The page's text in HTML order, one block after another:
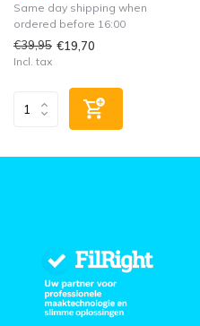
Same day shipping when
ordered before 16:00
€39,95 €19,70
Incl. tax